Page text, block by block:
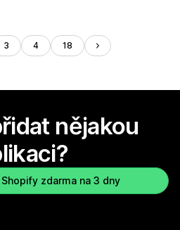
3 4 18
nějakou
zdarma na 3 dny